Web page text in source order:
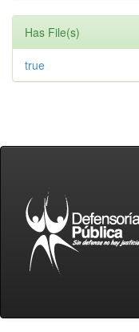
Has File(s)
true